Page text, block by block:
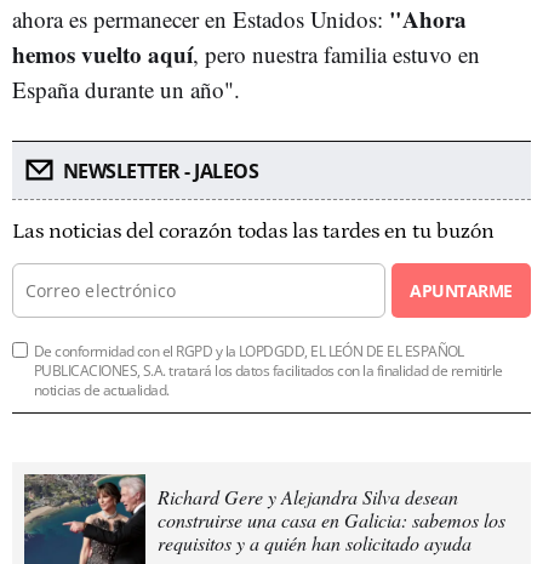
ahora es permanecer en Estados Unidos: "Ahora
hemos vuelto aquí, pero nuestra familia estuvo en
España durante un año".
NEWSLETTER - JALEOS
Las noticias del corazón todas las tardes en tu buzón
APUNTARME
De conformidad con el RGPD y la LOPDGDD, EL LEÓN DE EL ESPAÑOL
PUBLICACIONES, S.A. tratará los datos facilitados con la finalidad de remitirle
noticias de actualidad.
Richard Gere y Alejandra Silva desean
construirse una casa en Galicia: sabemos los
requisitos y a quién han solicitado ayuda